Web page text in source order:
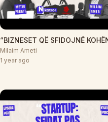
“BIZNESET QË SFIDOJNË
Milaim Ameti
1 year ago